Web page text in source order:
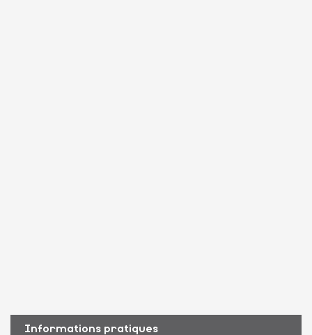
Informations pratiques